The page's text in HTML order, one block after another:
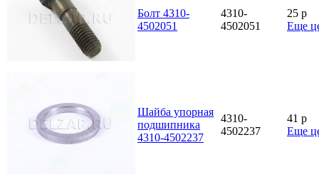
Болт 4310-
4502051
4310-
4502051
25 p
Еще
Шайба упорная
подшипника
4310-4502237
4310-
4502237
41 p
Еще